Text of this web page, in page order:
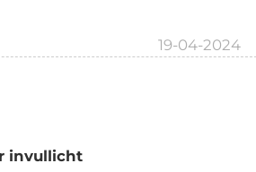
19-04-2024
invullicht